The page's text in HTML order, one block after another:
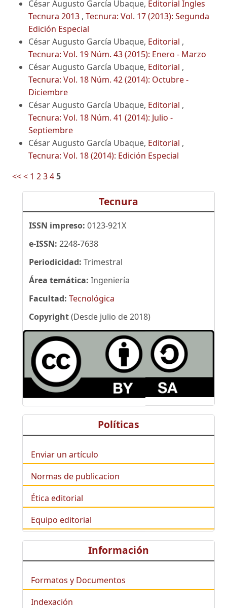
César Augusto García Ubaque, Editorial Ingles
Tecnura 2013 , Tecnura: Vol. 17 (2013): Segunda
Edición Especial
César Augusto García Ubaque, Editorial ,
Tecnura: Vol. 19 Núm. 43 (2015): Enero - Marzo
César Augusto García Ubaque, Editorial ,
Tecnura: Vol. 18 Núm. 42 (2014): Octubre -
Diciembre
César Augusto García Ubaque, Editorial ,
Tecnura: Vol. 18 Núm. 41 (2014): Julio -
Septiembre
César Augusto García Ubaque, Editorial ,
Tecnura: Vol. 18 (2014): Edición Especial
<<< 1 2345
Tecnura
ISSN impreso: 0123-921X
e-ISSN: 2248-7638
Periodicidad: Trimestral
Área temática: Ingeniería
Facultad: Tecnológica
Copyright(Desde julio de 2018)
Políticas
Enviar un artículo
Normas de publicacion
Ética editorial
Equipo editorial
Información
Formatos y Documentos
Indexación